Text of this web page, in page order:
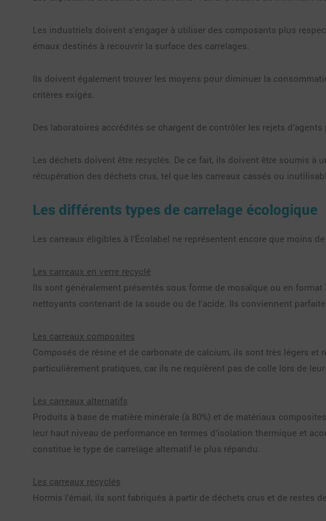
Les industriels doivent s’engager à utiliser des composants plus
émaux destinés à recouvrir la surface des carrelages.
Ils doivent également trouver les moyens pour diminuer la
critères exigés.
Des laboratoires accrédités se chargent de contrôler les rejets
Les déchets doivent être recyclés. De ce fait, ils doivent être soumis
récupération des déchets crus, tel que les carreaux cassés ou
Les différents types de carrelage écologique
Les carreaux éligibles à l’Écolabel ne représentent encore que moins
Les carreaux en verre recyclé
Ils sont généralement présentés sous forme de mosaïque ou en
nettoyants contenant de la soude ou de l’acide. Ils conviennent
Les carreaux composites
Composés de résine et de carbonate de calcium, ils sont très légers et
particulièrement pratiques, car ils ne requièrent pas de colle lors de leur
Les carreaux alternatifs
Produits à base de matière minérale (à 80%) et de matériaux
leur haut niveau de performance en termes d’isolation thermique et
constitue le type de carrelage alternatif le plus répandu.
Les carreaux recyclés
Hormis l’émail, ils sont fabriqués à partir de déchets crus et de restes